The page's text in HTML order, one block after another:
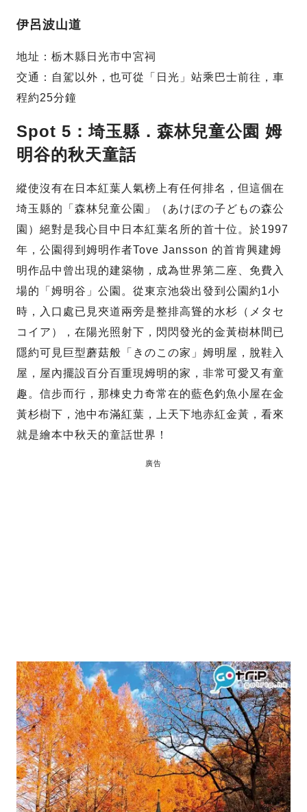
伊呂波山道
地址：栃木縣日光市中宮祠
交通：自駕以外，也可從「日光」站乘巴士前往，車
程約25分鐘
Spot 5：埼玉縣．森林兒童公園 姆
明谷的秋天童話
縱使沒有在日本紅葉人氣榜上有任何排名，但這個在
埼玉縣的「森林兒童公園」（あけぼの子どもの森公
園）絕對是我心目中日本紅葉名所的首十位。於1997
年，公園得到姆明作者Tove Jansson 的首肯興建姆
明作品中曾出現的建築物，成為世界第二座、免費入
場的「姆明谷」公園。從東京池袋出發到公園約1小
時，入口處已見夾道兩旁是整排高聳的水杉（メタセ
コイア），在陽光照射下，閃閃發光的金黃樹林間已
隱約可見巨型蘑菇般「きのこの家」姆明屋，脫鞋入
屋，屋內擺設百分百重現姆明的家，非常可愛又有童
趣。信步而行，那棟史力奇常在的藍色釣魚小屋在金
黃杉樹下，池中布滿紅葉，上天下地赤紅金黃，看來
就是繪本中秋天的童話世界！
廣告